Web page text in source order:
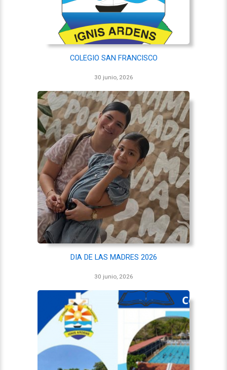
COLEGIO SAN FRANCISCO
30 junio, 2026
DIA DE LAS MADRES 2026
30 junio, 2026